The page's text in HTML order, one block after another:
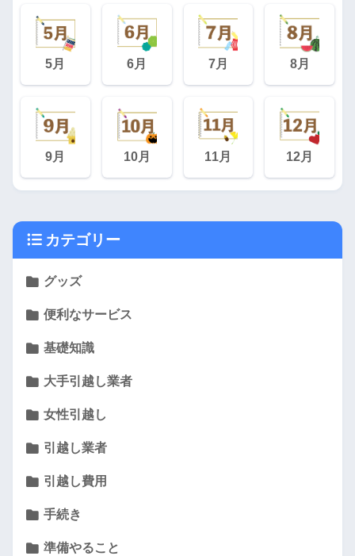
5月 6月 7月 8月
9月 10月 11月 12月
カテゴリー
グッズ
便利なサービス
基礎知識
大手引越し業者
女性引越し
引越し業者
引越し費用
手続き
準備やること